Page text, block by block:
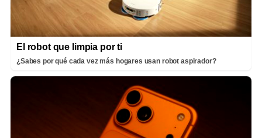
El robot que limpia por ti
¿Sabes por qué cada vez más hogares usan robot aspirador?